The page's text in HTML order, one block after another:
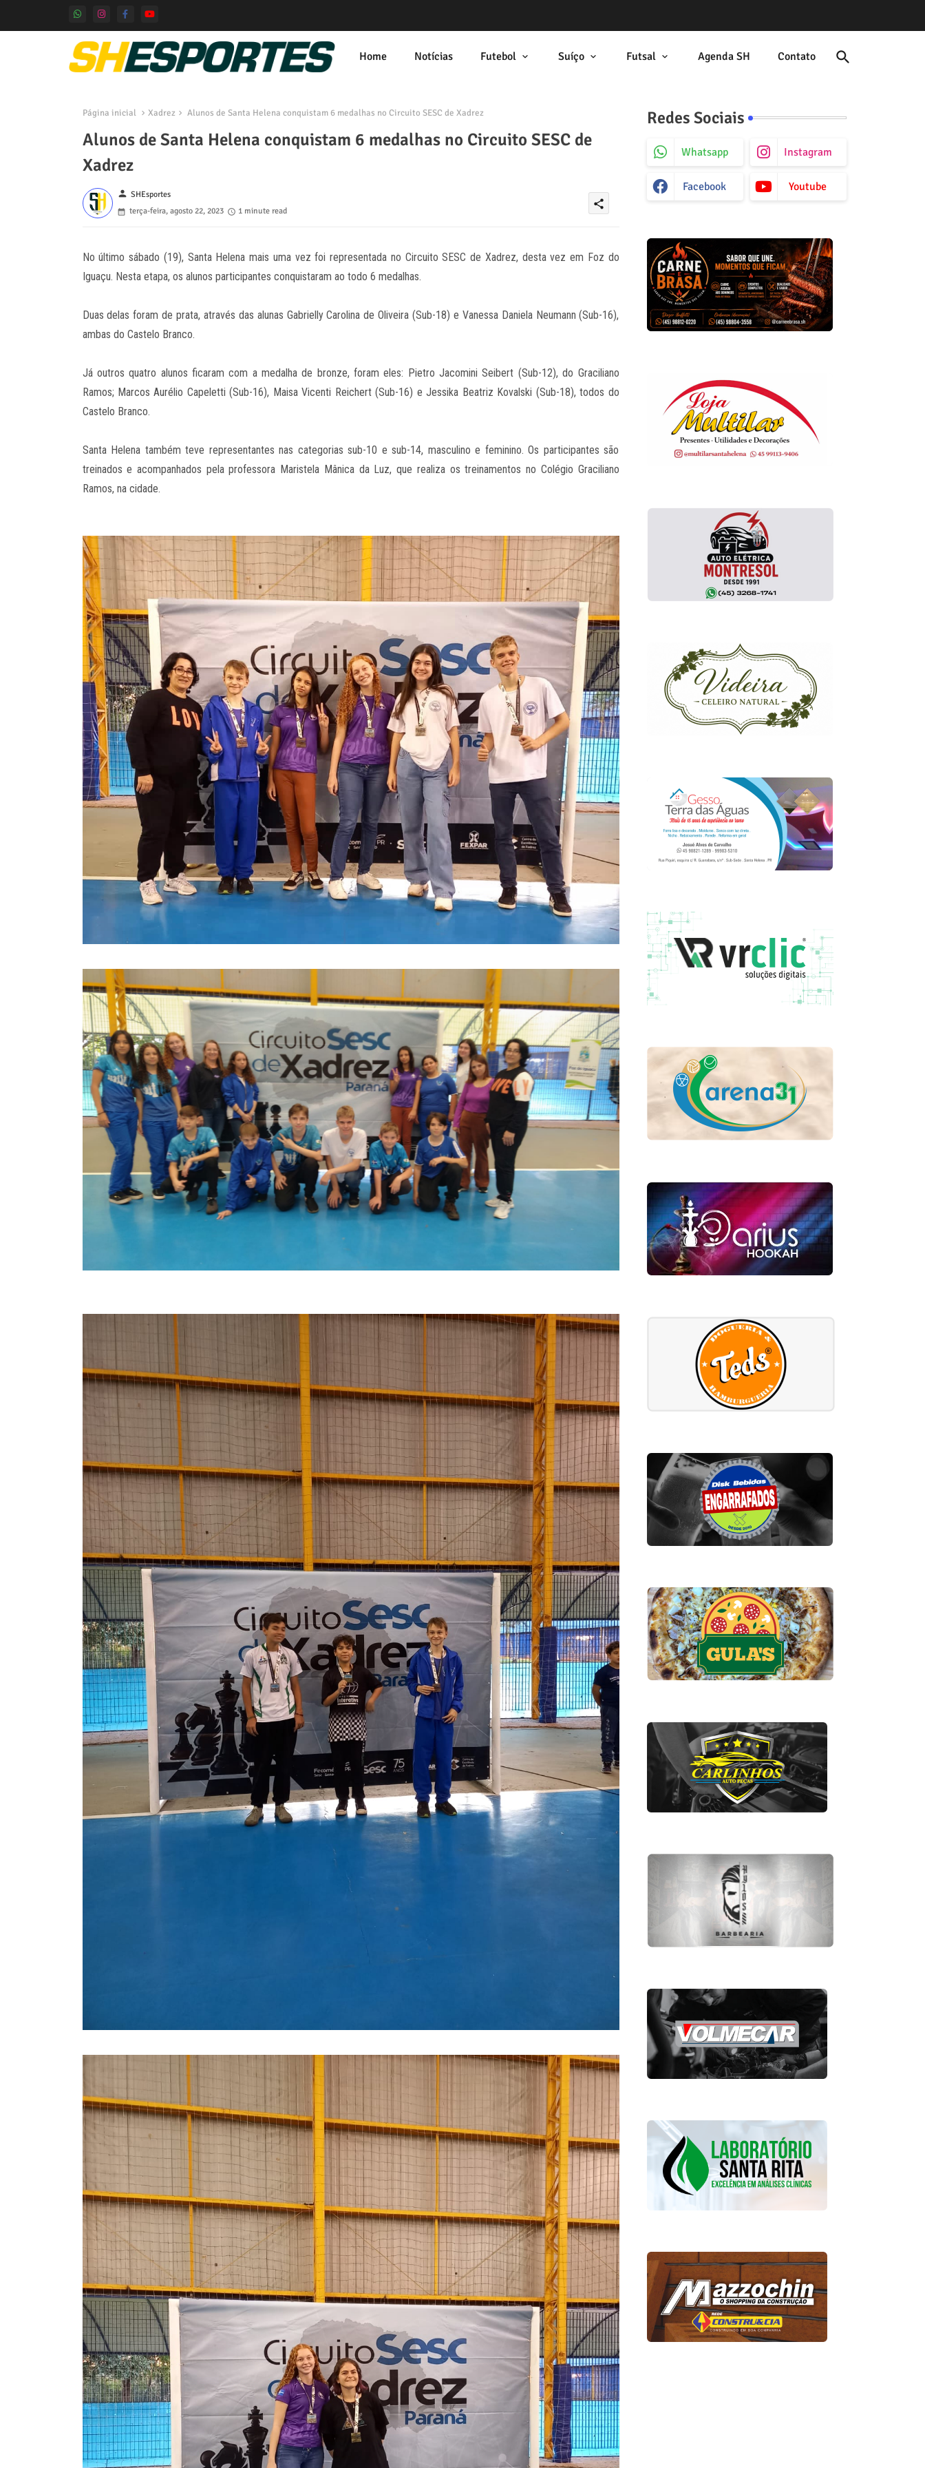
Home Notícias Futebol Suíço Futsal Agenda SH Contato
Página inicial Xadrez Alunos de Santa Helena conquistam 6 medalhas no Circuito SESC de Xadrez
Alunos de Santa Helena conquistam 6 medalhas no Circuito SESC de
Xadrez
person SHEsportes
terça-feira, agosto 22, 2023
1 minute read
share
No último sábado (19), Santa Helena mais uma vez foi representada no Circuito SESC de Xadrez, desta vez em Foz do
Iguaçu. Nesta etapa, os alunos participantes conquistaram ao todo 6 medalhas.
Duas delas foram de prata, através das alunas Gabrielly Carolina de Oliveira (Sub-18) e Vanessa Daniela Neumann (Sub-16),
ambas do Castelo Branco.
Já outros quatro alunos ficaram com a medalha de bronze, foram eles: Pietro Jacomini Seibert (Sub-12), do Graciliano
Ramos; Marcos Aurélio Capeletti (Sub-16), Maisa Vicenti Reichert (Sub-16) e Jessika Beatriz Kovalski (Sub-18), todos do
Castelo Branco.
Santa Helena também teve representantes nas categorias sub-10 e sub-14, masculino e feminino. Os participantes são
treinados e acompanhados pela professora Maristela Mânica da Luz, que realiza os treinamentos no Colégio Graciliano
Ramos, na cidade.
Redes Sociais
Whatsapp Instagram
Facebook Youtube